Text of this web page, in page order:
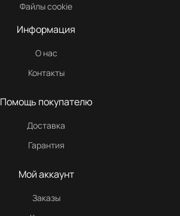
Файлы cookie
Информация
О нас
Контакты
Помощь покупателю
Доставка
Гарантия
Мой аккаунт
Заказы